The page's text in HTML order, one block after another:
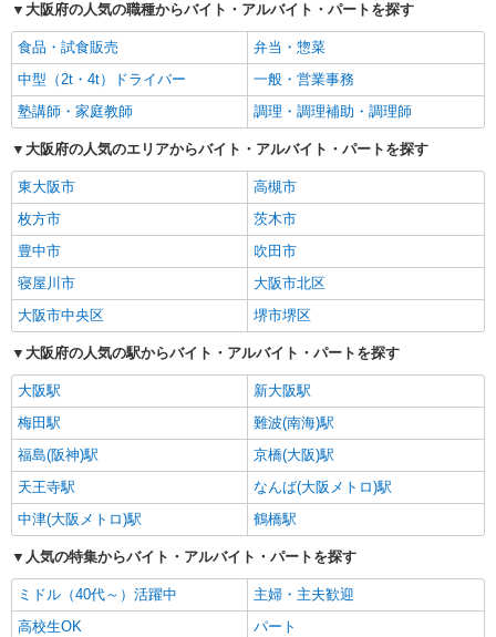
大阪府の人気の職種からバイト・アルバイト・パートを探す
食品・試食販売
弁当・惣菜
中型（2t・4t）ドライバー
一般・営業事務
塾講師・家庭教師
調理・調理補助・調理師
大阪府の人気のエリアからバイト・アルバイト・パートを探す
東大阪市
高槻市
枚方市
茨木市
豊中市
吹田市
寝屋川市
大阪市北区
大阪市中央区
堺市堺区
大阪府の人気の駅からバイト・アルバイト・パートを探す
大阪駅
新大阪駅
梅田駅
難波(南海)駅
福島(阪神)駅
京橋(大阪)駅
天王寺駅
なんば(大阪メトロ)駅
中津(大阪メトロ)駅
鶴橋駅
人気の特集からバイト・アルバイト・パートを探す
ミドル（40代～）活躍中
主婦・主夫歓迎
高校生OK
パート